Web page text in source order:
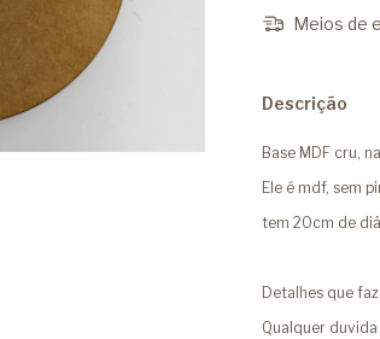
Meios de
Descrição
Base MDF cru,
Ele é mdf, sem
tem 20cm de
Detalhes que
Qualquer